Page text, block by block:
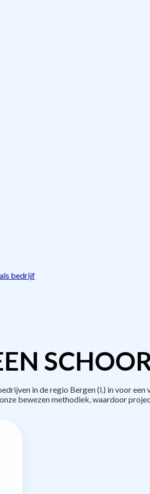
bedrijf
in de regio Bergen (l.) in voor
bewezen methodiek, waardoor